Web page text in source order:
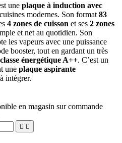
une plaque à induction avec
modernes. Son format 83
4 zones de cuisson et ses 2 zones
et net au quotidien. Son
les vapeurs avec une puissance
booster, tout en gardant un très
classe énergétique A++. C’est un
une plaque aspirante
intégrer.
en magasin sur commande
 